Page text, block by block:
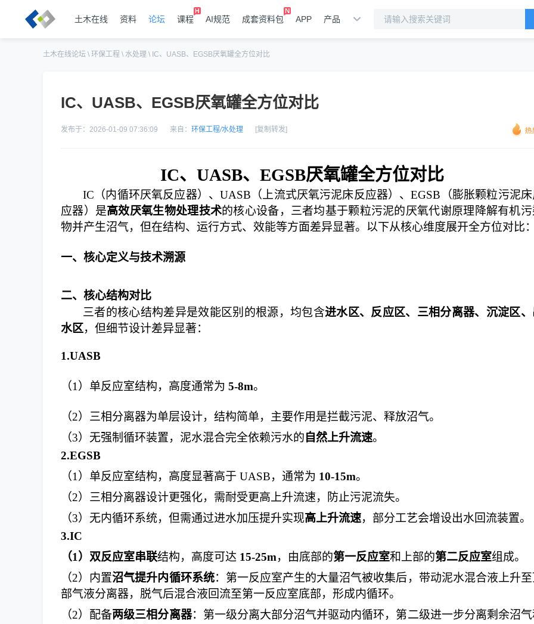
土木在线 资料 论坛 课程 AI规范 成套资料包 APP 产品
土木在线论坛 \ 环保工程 \ 水处理 \ IC、UASB、EGSB厌氧罐全方位对比
IC、UASB、EGSB厌氧罐全方位对比
发布于：2026-01-09 07:36:09 来自： 环保工程/水处理 [复制转发]
IC、UASB、EGSB厌氧罐全方位对比
IC（内循环厌氧反应器）、UASB（上流式厌氧污泥床反应器）、EGSB（膨胀颗粒污泥床
应器）是高效厌氧生物处理技术的核心设备，三者均基于颗粒污泥的厌氧代谢原理降解有机污
物并产生沼气，但在结构、运行方式、效能等方面差异显著。以下从核心维度展开全方位对比：
一、核心定义与技术溯源
二、核心结构对比
三者的核心结构差异是效能区别的根源，均包含进水区、反应区、三相分离器、沉淀区、
水区，但细节设计差异显著：
1.UASB
（1） 单反应室结构，高度通常为 5-8m。
（2） 三相分离器为单层设计，结构简单，主要作用是拦截污泥、释放沼气。
（3） 无强制循环装置，泥水混合完全依赖污水的 自然上升流速。
2.EGSB
（1 ） 单反应室结构，高度显著高于 UASB，通常为 10-15m。
（2） 三相分离器设计更强化，需耐受更高上升流速，防止污泥流失。
（3） 无内循环系统，但需通过进水加压提升实现高上升流速，部分工艺会增设出水回流装置。
3.IC
（1 ） 双反应室串联结构，高度可达 15-25m，由底部的第一反应室和上部的第二反应室组成。
（2） 内置沼气提升内循环系统：第一反应室产生的大量沼气被收集后，带动泥水混合液上升至
部气液分离器，脱气后混合液回流至第一反应室底部，形成内循环。
（2） 配备两级三相分离器：第一级分离大部分沼气并驱动内循环，第二级进一步分离剩余沼气